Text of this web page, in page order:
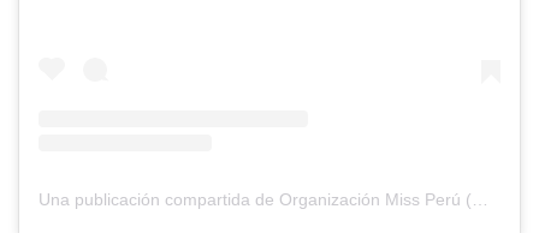
Una publicación compartida de Organización Miss Perú (@missperuofficial)